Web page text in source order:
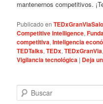
mantenernos competitivos.
Publicado en
Competitive Intelligence,
competitiva,Inteligencia
TEDTalks,TEDx,TEDxGranVia
Vigilancia tecnológica | Deja
u